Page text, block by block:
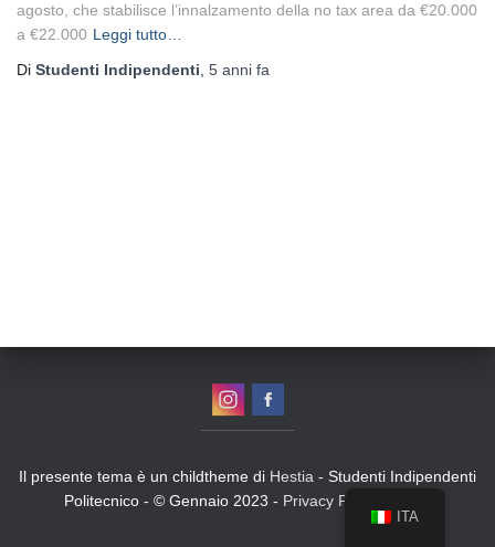
agosto, che stabilisce l’innalzamento della no tax area da €20.000
a €22.000 Leggi tutto…
Di Studenti Indipendenti, 5 anni fa
Il presente tema è un childtheme di Hestia - Studenti Indipendenti
Politecnico - © Gennaio 2023 - Privacy Policy
ITA